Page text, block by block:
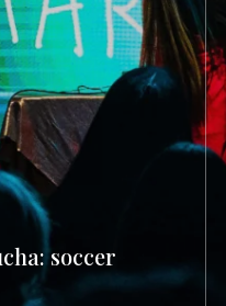
soccer